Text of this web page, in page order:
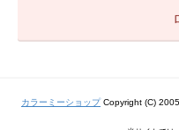
カラーミーショップCopyright (C)